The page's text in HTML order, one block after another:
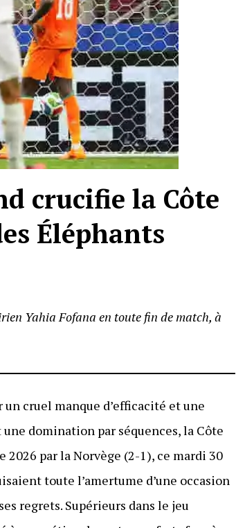
crucifie la Côte
Éléphants
Yahia Fofana en toute fin de match, à
cruel manque d’efficacité et une
domination par séquences, la Côte
par la Norvège (2-1), ce mardi 30
toute l’amertume d’une occasion
regrets. Supérieurs dans le jeu